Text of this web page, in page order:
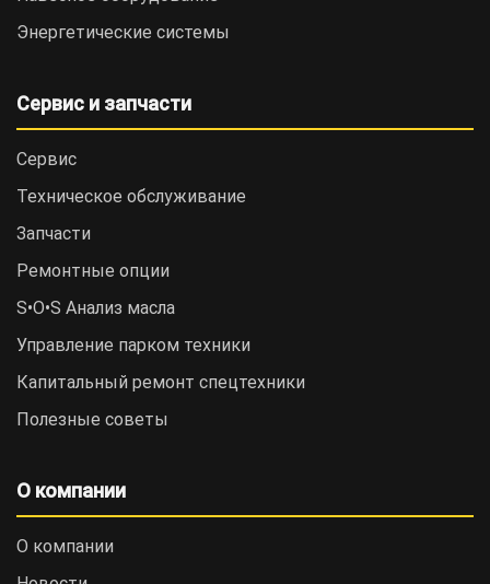
Энергетические системы
Сервис и запчасти
Сервис
Техническое обслуживание
Запчасти
Ремонтные опции
S•O•S Анализ масла
Управление парком техники
Капитальный ремонт спецтехники
Полезные советы
О компании
О компании